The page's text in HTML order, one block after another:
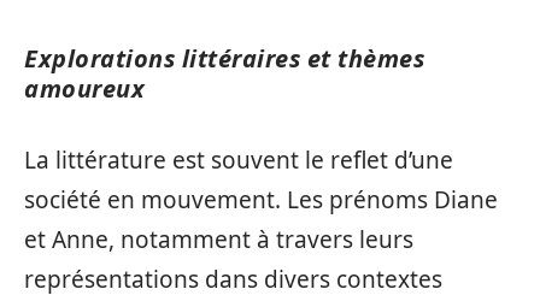
Explorations littéraires et thèmes
amoureux
La littérature est souvent le reflet d’une
société en mouvement. Les prénoms Diane
et Anne, notamment à travers leurs
représentations dans divers contextes